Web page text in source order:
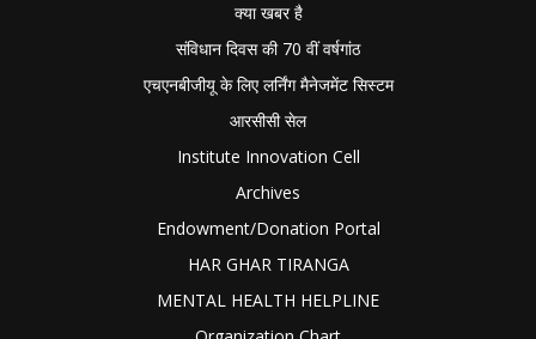
क्या खबर है
संविधान दिवस की 70 वीं वर्षगांठ
एचएनबीजीयू के लिए लर्निंग मैनेजमेंट सिस्टम
आरसीसी सेल
Institute Innovation Cell
Archives
Endowment/Donation Portal
HAR GHAR TIRANGA
MENTAL HEALTH HELPLINE